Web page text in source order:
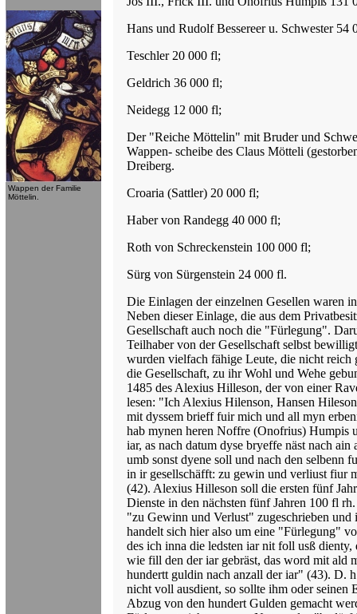
Hans und Rudolf Bessereer u. Schwester 54
Teschler 20 000 fl;
Geldrich 36 000 fl;
Neidegg 12 000 fl;
Der "Reiche Möttelin" mit Bruder und
Wappen- scheibe des Claus Mötteli
Dreiberg.
Croaria (Sattler) 20 000 fl;
Haber von Randegg 40 000 fl;
Roth von Schreckenstein 100 000 fl;
Sürg von Sürgenstein 24 000 fl.
Die Einlagen der einzelnen Gesellen waren
Neben dieser Einlage, die aus dem
Gesellschaft auch noch die "Fürlegung".
Teilhaber von der Gesellschaft selbst
wurden vielfach fähige Leute, die nicht reich
die Gesellschaft, zu ihr Wohl und Wehe
1485 des Alexius Hilleson, der von einer
lesen: "Ich Alexius Hilenson, Hansen
mit dyssem brieff fuir mich und all myn
hab mynen heren Noffre (Onofrius) Humpis
iar, as nach datum dyse bryeffe näst nach
umb sonst dyene soll und nach den selbenn
in ir gesellschäfft: zu gewin und verliust fiur
(42). Alexius Hilleson soll die ersten fünf
Dienste in den nächsten fünf Jahren 100 fl
"zu Gewinn und Verlust" zugeschrieben
handelt sich hier also um eine "Fürlegung"
des ich inna die ledsten iar nit foll usß
wie fill den der iar gebräst, das word mit ald
hundertt guldin nach anzall der iar" (43). D.
nicht voll ausdient, so sollte ihm oder seinen
Abzug von den hundert Gulden gemacht
Wappen der Familie
Möttelin.